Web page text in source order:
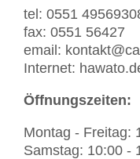
tel: 0551
fax: 0551 56427
email:
Internet:
Öffnungszeiten:
Montag - Freitag:
Samstag: 10:00 -